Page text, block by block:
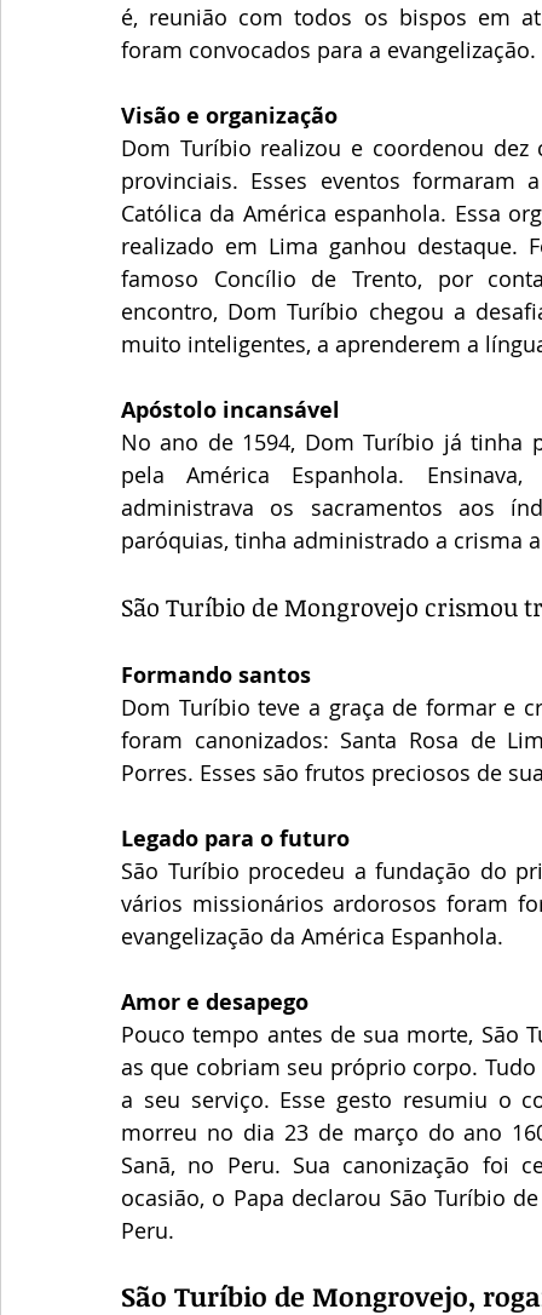
é, reunião com todos os bispos em
foram convocados para a evangelização.
Visão e organização
Dom Turíbio realizou e coordenou
provinciais. Esses eventos formaram
Católica da América espanhola. Essa
realizado em Lima ganhou destaque.
famoso Concílio de Trento, por
encontro, Dom Turíbio chegou a
muito inteligentes, a aprenderem a
Apóstolo incansável
No ano de 1594, Dom Turíbio já tinha
pela América Espanhola.
administrava os sacramentos aos
paróquias, tinha administrado a crisma
São Turíbio de Mongrovejo crismou
Formando santos
Dom Turíbio teve a graça de formar e
foram canonizados: Santa Rosa de
Porres. Esses são frutos preciosos de
Legado para o futuro
São Turíbio procedeu a fundação do
vários missionários ardorosos foram
evangelização da América Espanhola.
Amor e desapego
Pouco tempo antes de sua morte, São
as que cobriam seu próprio corpo.
a seu serviço. Esse gesto resumiu o
morreu no dia 23 de março do ano
Sanã, no Peru. Sua canonização foi
ocasião, o Papa declarou São Turíbio
Peru.
São Turíbio de Mongrovejo,